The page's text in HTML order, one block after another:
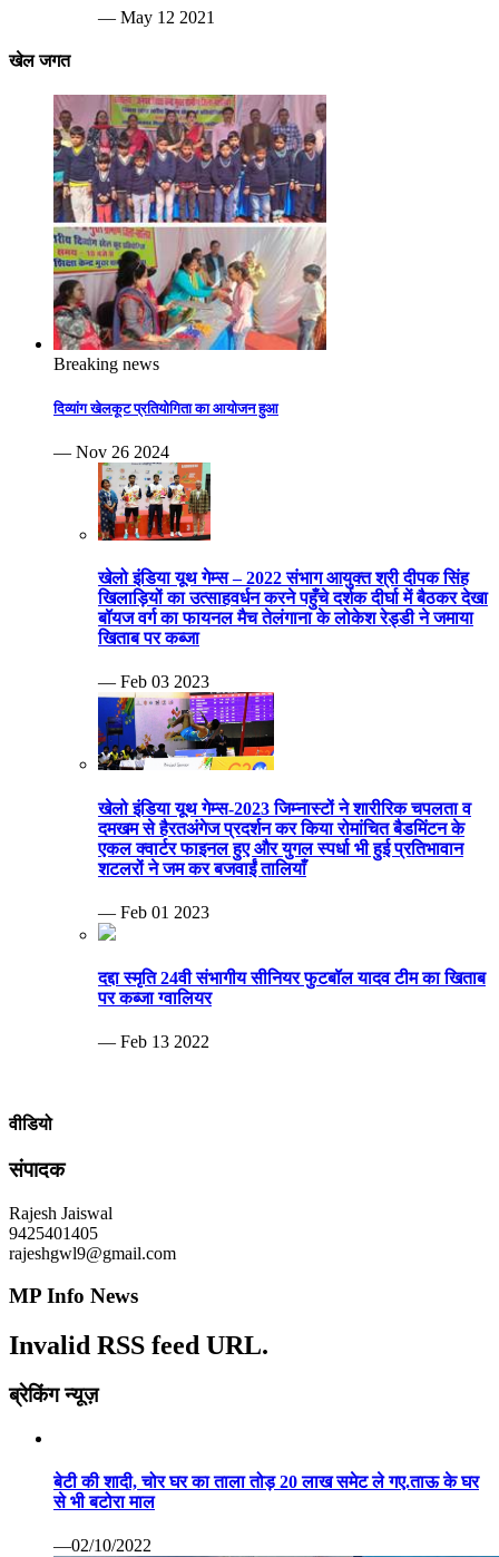
— May 12 2021
खेल जगत
Breaking news
दिव्यांग खेलकूट प्रतियोगिता का आयोजन हुआ
— Nov 26 2024
खेलो इंडिया यूथ गेम्स – 2022 संभाग आयुक्त श्री दीपक सिंह
खिलाड़ियों का उत्साहवर्धन करने पहुँचे दर्शक दीर्घा में बैठकर देखा
बॉयज वर्ग का फायनल मैच तेलंगाना के लोकेश रेड्डी ने जमाया
खिताब पर कब्जा
— Feb 03 2023
खेलो इंडिया यूथ गेम्स-2023 जिम्नास्टों ने शारीरिक चपलता व
दमखम से हैरतअंगेज प्रदर्शन कर किया रोमांचित बैडमिंटन के
एकल क्वार्टर फाइनल हुए और युगल स्पर्धा भी हुई प्रतिभावान
शटलरों ने जम कर बजवाईं तालियाँ
— Feb 01 2023
दद्दा स्मृति 24वी संभागीय सीनियर फुटबॉल यादव टीम का खिताब
पर कब्जा ग्वालियर
— Feb 13 2022
वीडियो
संपादक
Rajesh Jaiswal
9425401405
rajeshgwl9@gmail.com
MP Info News
Invalid RSS feed URL.
ब्रेकिंग न्यूज़
बेटी की शादी, चोर घर का ताला तोड़ 20 लाख समेट ले गए.ताऊ के घर
से भी बटोरा माल
—02/10/2022